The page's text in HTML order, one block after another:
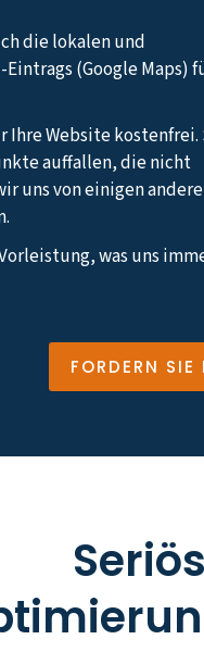
die lokalen und
(Google Maps)
Ihre Website kostenfrei.
auffallen, die nicht
uns von einigen
was uns
FORDERN